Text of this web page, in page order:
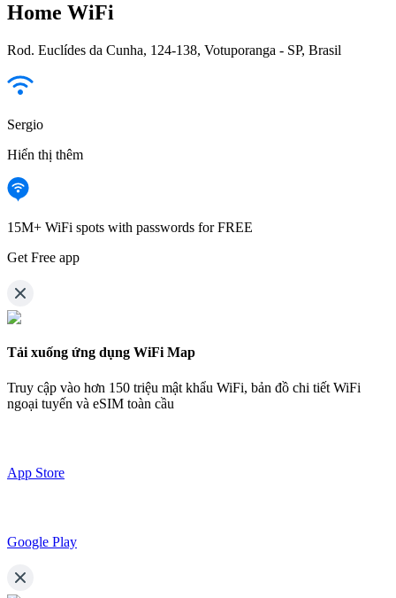
Home WiFi
Rod. Euclídes da Cunha, 124-138, Votuporanga - SP, Brasil
Sergio
Hiển thị thêm
15M+ WiFi spots with passwords for FREE
Get Free app
Tải xuống ứng dụng WiFi Map
Truy cập vào hơn 150 triệu mật khẩu WiFi, bản đồ chi tiết WiFi
ngoại tuyến và eSIM toàn cầu
App Store
Google Play